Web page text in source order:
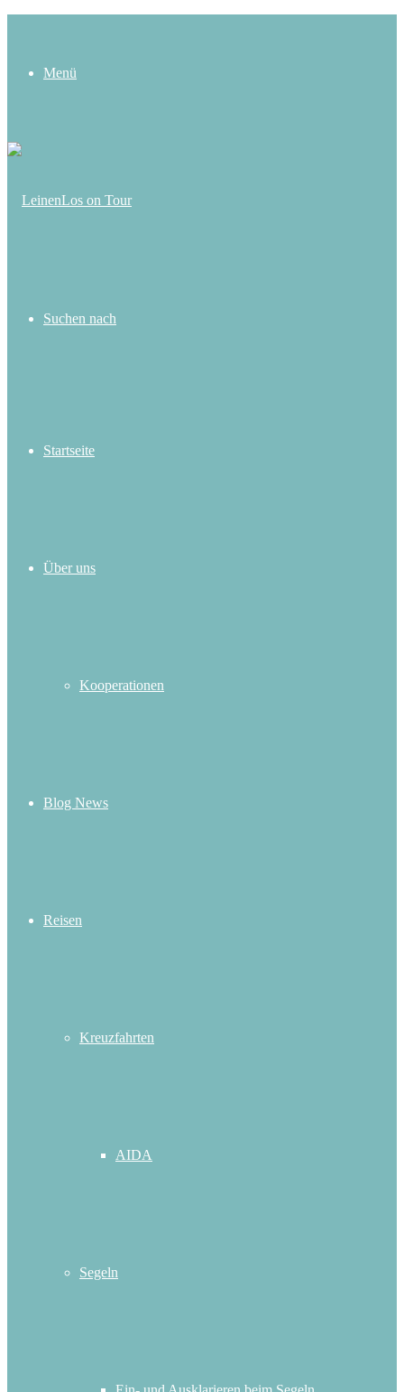
Menü
Suchen nach
Startseite
Über uns
Kooperationen
Blog News
Reisen
Kreuzfahrten
AIDA
Segeln